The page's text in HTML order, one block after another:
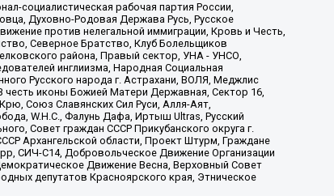
социалистическая рабочая партия России,
Духовно-Родовая Держава Русь, Русское
против нелегальной иммиграции, Кровь и Честь,
Северное Братство, Клуб Болельщиков
района, Правый сектор, УНА - УНСО,
инглиизма, Народная Социальная
Русского народа г. Астрахани, ВОЛЯ, Меджлис
иконы Божией Матери Державная, Сектор 16,
Союз Славянских Сил Руси, Алля-Аят,
W.H.С., Фалунь Дафа, Иртыш Ultras, Русский
Совет граждан СССР Прикубанского округа г.
Архангельской области, Проект Штурм, Граждане
СИЧ-С14, Добровольческое Движение Организации
Движение Весна, Верховный Совет
депутатов Красноярского края, Этническое